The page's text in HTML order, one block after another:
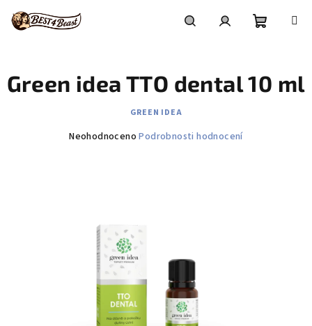
obsah
košík
Green idea TTO dental 10 ml
GREEN IDEA
Průměrné
hvězdiček.
Neohodnoceno Podrobnosti hodnocení